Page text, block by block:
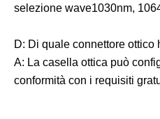
selezione wave1030nm,
D: Di quale connettore ottico
A: La casella ottica può
conformità con i requisiti